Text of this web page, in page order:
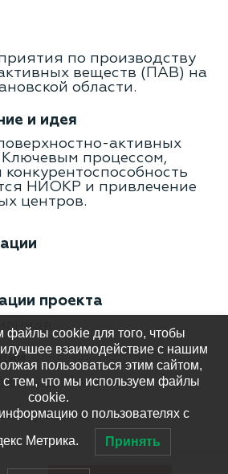
по производству
веществ (ПАВ) на
области.
и идея
активных
процессом,
НИОКР и привлечение
центров.
проекта
д. Иневеж
проекта
файлы cookie для того, чтобы
взаимодействие с нашим
пользоваться этим сайтом,
с тем, что мы используем файлы
cookie.
о пользователях с
Метрика. Принять